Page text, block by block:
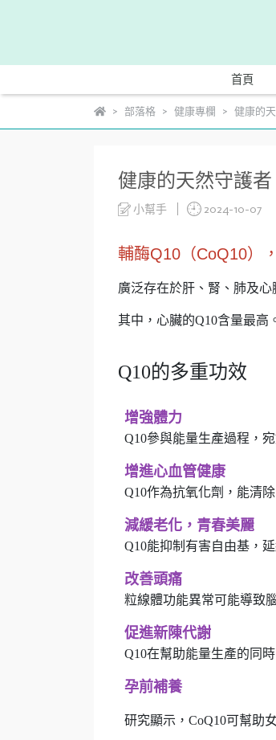
首頁
部落格 健康專欄 健康的
健康的天然守護
小幫手 2024-10-07
輔酶Q10（CoQ10）
廣泛存在於肝、腎、肺及心
其中，心臟的Q10含量最高
Q10的多重功效
增強體力
Q10參與能量生產過程，
增進心血管健康
Q10作為抗氧化劑，能清
減緩老化，青春美麗
Q10能抑制有害自由基，
改善頭痛
粒線體功能異常可能導致
促進新陳代謝
Q10在幫助能量生產的同
孕前補養
研究顯示，CoQ10可幫助